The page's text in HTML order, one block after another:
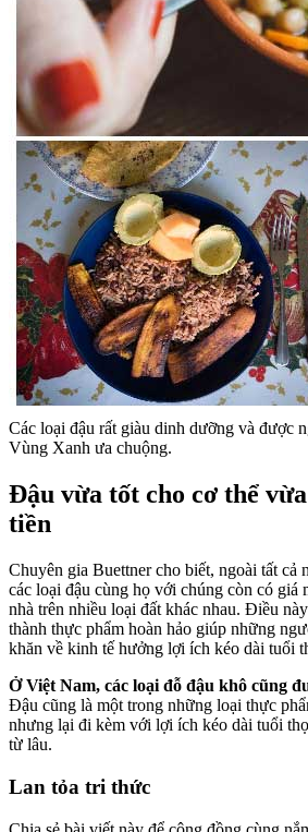
Các loại đậu rất giàu dinh dưỡng và được
Vùng Xanh ưa chuộng.
Đậu vừa tốt cho cơ thể
tiền
Chuyên gia Buettner cho biết, ngoài tất cả
các loại đậu cùng họ với chúng còn có giá
nhà trên nhiều loại đất khác nhau. Điều
thành thực phẩm hoàn hảo giúp những
khăn về kinh tế hưởng lợi ích kéo dài tuổi
Ở Việt Nam, các loại đỗ đậu khô cũng
Đậu cũng là một trong những loại thực
nhưng lại đi kèm với lợi ích kéo dài tuổi
từ lâu.
Lan tỏa tri thức